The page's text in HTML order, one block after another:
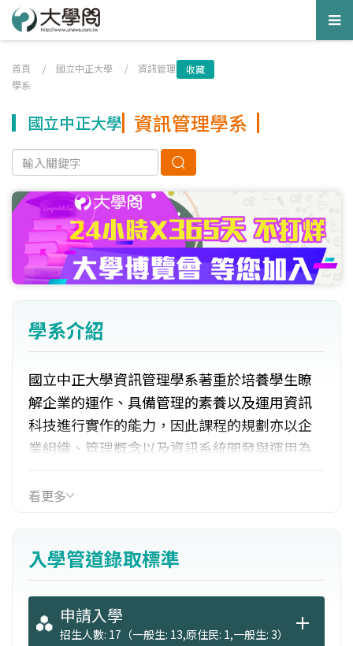
首頁 / 國立中正大學 / 資訊管理
學系
收藏
國立中正大學 資訊管理學系
學系介紹
國立中正大學資訊管理學系著重於培養學生瞭
解企業的運作、具備管理的素養以及運用資訊
科技進行實作的能力，因此課程的規劃亦以企
業組織、管理概念以及資訊系統開發與運用為
衡。並鼓勵師生將研究成果應用於產業界，因
為、管理會計、生產與作業管理、行銷管理、
人力資源管理等。
看更多
入學管道錄取標準
申請入學
招生人數: 17（一般生: 13,原住民: 1,一般生: 3）